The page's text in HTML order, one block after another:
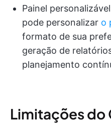
Painel
pode personalizar o
formato de sua
geração de
planejamento
Limitações do